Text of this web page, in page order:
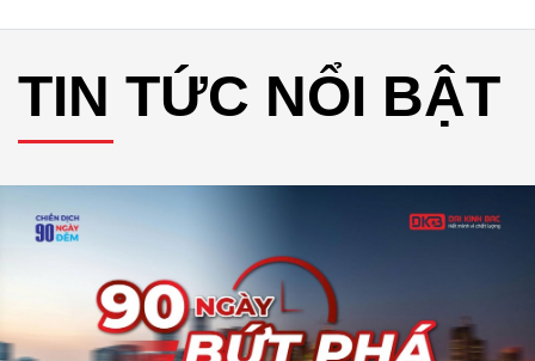
TIN TỨC NỔI BẬT